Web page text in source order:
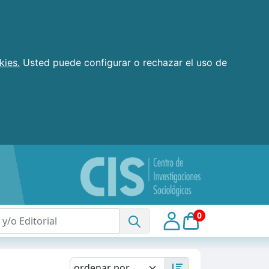
Usted puede configurar o rechazar el uso de
0